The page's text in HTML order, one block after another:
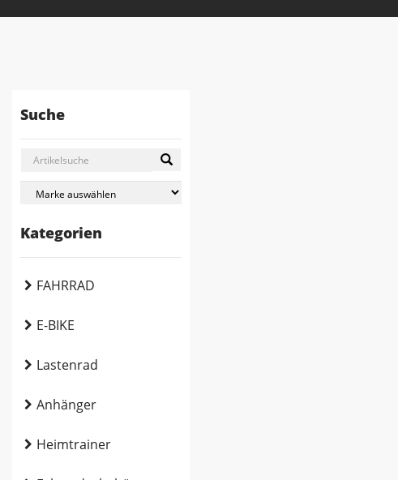
Suche
Kategorien
FAHRRAD
E-BIKE
Lastenrad
Anhänger
Heimtrainer